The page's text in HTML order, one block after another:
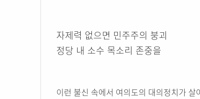
자제력 없으면 민주주의 붕괴
정당 내 소수 목소리 존중을
이런 불신 속에서 여의도의 대의정치가